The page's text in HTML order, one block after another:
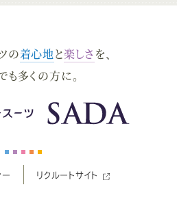
ー
ス
ー
ー
ス
ー
ツ
ー
ス
ツ
ス
ツ
の着心地と楽しさ を、
も多くの方に。
ー リクルートサイト